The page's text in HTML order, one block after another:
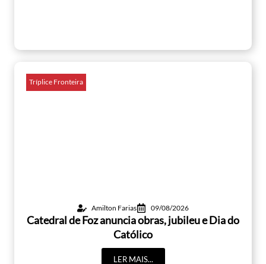
Tríplice Fronteira
Amilton Farias 09/08/2026
Catedral de Foz anuncia obras, jubileu e Dia do
Católico
LER MAIS...